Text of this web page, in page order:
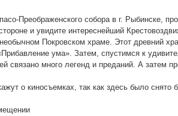
Преображенского собора в г. Рыбинске,
и увидите интереснейший
Покровском храме. Этот древний
ума». Затем, спустимся к
связано много легенд и преданий. А затем
о киносъемках, так как здесь было снято